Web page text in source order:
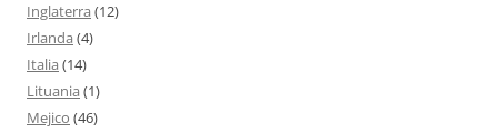
Inglaterra (12)
Irlanda (4)
Italia (14)
Lituania (1)
Mejico (46)